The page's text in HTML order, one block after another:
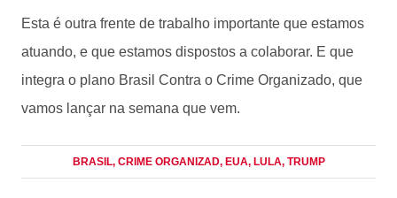
Esta é outra frente de trabalho importante que estamos
atuando, e que estamos dispostos a colaborar. E que
integra o plano Brasil Contra o Crime Organizado, que
vamos lançar na semana que vem.
BRASIL, CRIME ORGANIZAD, EUA, LULA, TRUMP